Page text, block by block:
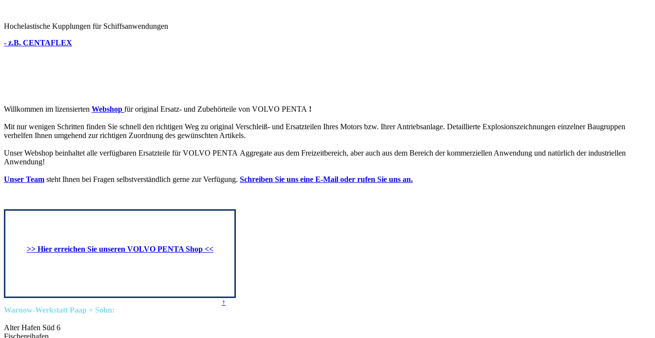
Hochelastische Kupplungen für Schiffsanwendungen
- z.B. CENTAFLEX
Willkommen im lizensierten Webshop für original Ersatz- und Zubehörteile von VOLVO PENTA !
Mit nur wenigen Schritten finden Sie schnell den richtigen Weg zu original Verschleiß- und Ersatzteilen Ihres Motors bzw. Ihrer Antriebsanlage. Detaillierte Explosionszeichnungen einzelner Baugruppen
verhelfen Ihnen umgehend zur richtigen Zuordnung des gewünschten Artikels.
Unser Webshop beinhaltet alle verfügbaren Ersatzteile für VOLVO PENTA Aggregate aus dem Freizeitbereich, aber auch aus dem Bereich der kommerziellen Anwendung und natürlich der industriellen
Anwendung!
Unser Team steht Ihnen bei Fragen selbstverständlich gerne zur Verfügung. Schreiben Sie uns eine E-Mail oder rufen Sie uns an.
>> Hier erreichen Sie unseren VOLVO PENTA Shop <<
Warnow-Werkstatt Paap + Sohn:
Alter Hafen Süd 6
Fischereihafen
↑